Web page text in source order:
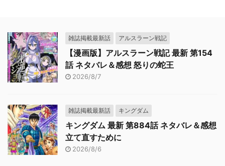
雑誌掲載最新話 アルスラーン戦記
【漫画版】アルスラーン戦記 最新 第154
話 ネタバレ＆感想 怒りの蛇王
2026/8/7
雑誌掲載最新話 キングダム
キングダム 最新 第884話 ネタバレ＆感想
立て直すために
2026/8/6